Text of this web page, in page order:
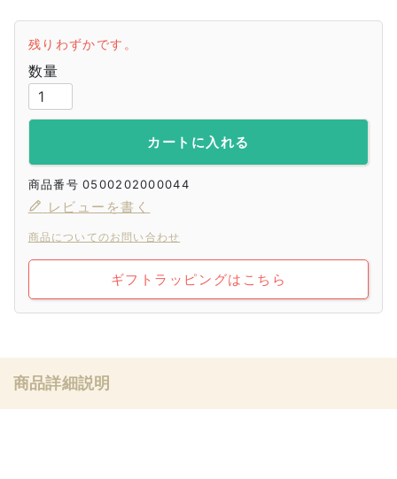
残りわずかです。
カートに入れる
商品番号 0500202000044
レビューを書く
商品についてのお問い合わせ
ギフトラッピングはこちら
商品詳細説明